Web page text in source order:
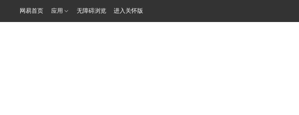
网易首页 应用 无障碍浏览 进入关怀版